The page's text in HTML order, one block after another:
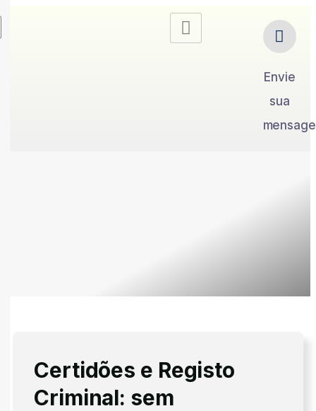
Envie
sua
Certidões e Registo
Criminal: sem